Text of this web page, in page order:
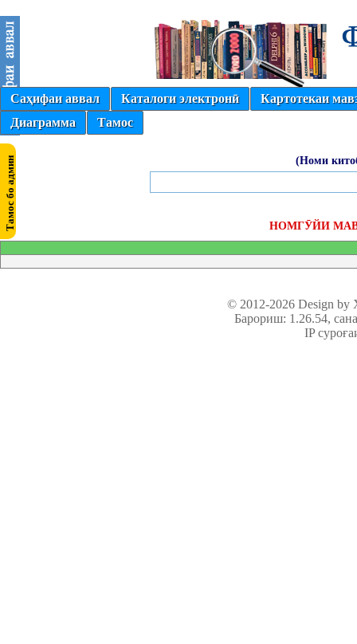
Саҳифаи аввал Каталоги электронӣ
Картотекаи
Диаграмма
Тамос
(Номи
НОМГӮЙИ
© 2012-2026 Design
Барориш: 1.26.54,
IP